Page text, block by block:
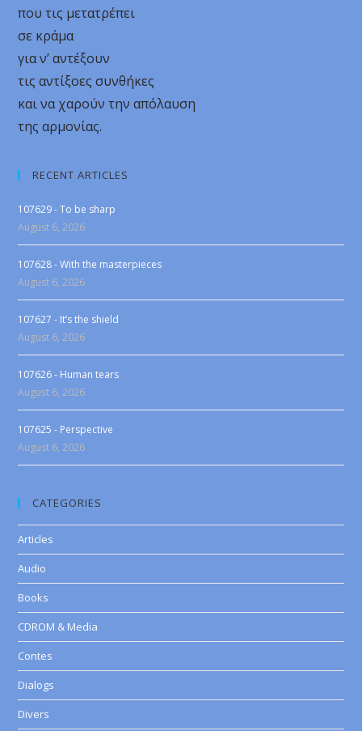
που τις μετατρέπει
σε κράμα
για ν’ αντέξουν
τις αντίξοες συνθήκες
και να χαρούν την απόλαυση
της αρμονίας.
RECENT ARTICLES
107629 - To be sharp
August 6, 2026
107628 - With the masterpieces
August 6, 2026
107627 - It’s the shield
August 6, 2026
107626 - Human tears
August 6, 2026
107625 - Perspective
August 6, 2026
CATEGORIES
Articles
Audio
Books
CDROM & Media
Contes
Dialogs
Divers